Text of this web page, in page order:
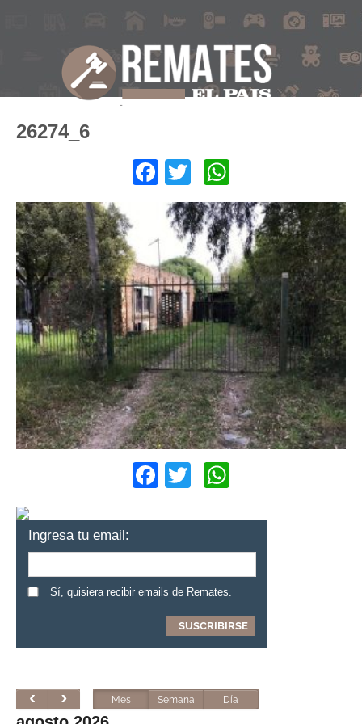
26274_6
Facebook
Twitter
Facebook
Twitter
Ingresa tu email:
Sí, quisiera recibir emails de Remates.
Mes Semana Día